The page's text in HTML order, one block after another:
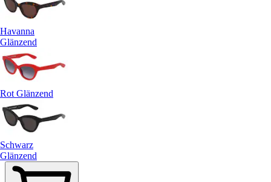
Havanna
Glänzend
Rot Glänzend
Schwarz
Glänzend